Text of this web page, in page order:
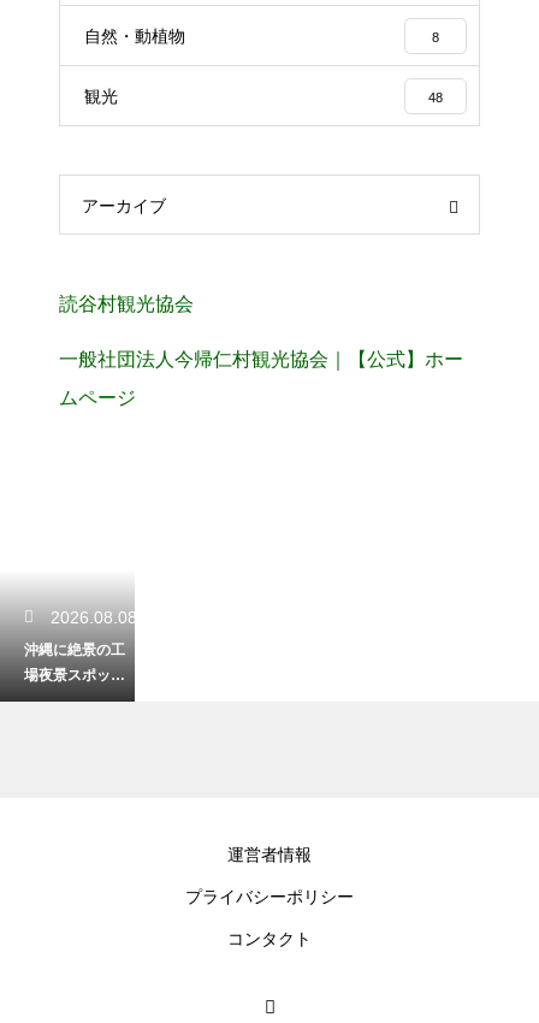
自然・動植物 8
観光 48
アーカイブ
読谷村観光協会
一般社団法人今帰仁村観光協会｜【公式】ホー
ムページ
2026.08.08
沖縄に絶景の工
場夜景スポット
はあるか！夜の
運営者情報
プライバシーポリシー
コンタクト